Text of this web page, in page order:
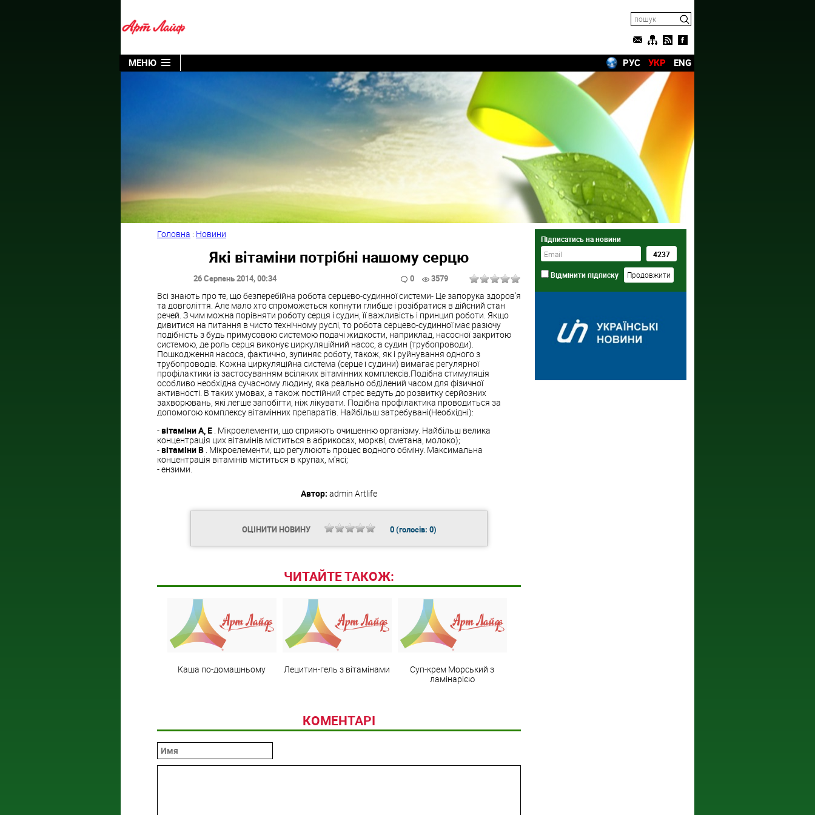
МЕНЮ РУС УКР ENG
Головна : Новини
Які вітаміни потрібні нашому серцю
26 Серпень 2014, 00:34 0 3579
Всі знають про те, що безперебійна робота серцево-судинної системи- Це запорука здоров'я
та довголіття. Але мало хто спроможеться копнути глибше і розібратися в дійсний стан
речей. З чим можна порівняти роботу серця і судин, її важливість і принцип роботи. Якщо
дивитися на питання в чисто технічному руслі, то робота серцево-судинної має разючу
подібність з будь примусовою системою подачі жидкости, наприклад, насосної закритою
системою, де роль серця виконує циркуляційний насос, а судин (трубопроводи).
Пошкодження насоса, фактично, зупиняє роботу, також, як і руйнування одного з
трубопроводів. Кожна циркуляційна система (серце і судини) вимагає регулярної
профілактики із застосуванням всіляких вітамінних комплексів.Подібна стимуляція
особливо необхідна сучасному людину, яка реально обділений часом для фізичної
активності. В таких умовах, а також постійний стрес ведуть до розвитку серйозних
захворювань, які легше запобігти, ніж лікувати. Подібна профілактика проводиться за
допомогою комплексу вітамінних препаратів. Найбільш затребувані(Необхідні):
-вітаміни А, Е . Мікроелементи, що сприяють очищенню організму. Найбільш велика
концентрація цих вітамінів міститься в абрикосах, моркві, сметана, молоко);
-вітаміни В . Мікроелементи, що регулюють процес водного обміну. Максимальна
концентрація вітамінів міститься в крупах, м'ясі;
- ензими.
Автор: admin Artlife
ОЦІНИТИ НОВИНУ 0(голосів: 0)
ЧИТАЙТЕ ТАКОЖ:
Каша по-домашньому Лецитин-гель з вітамінами
Суп-крем Морський з
ламінарією
КОМЕНТАРІ
Підписатись на новини
Відмінити підписку